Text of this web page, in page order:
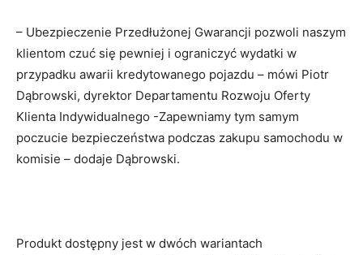
– Ubezpieczenie Przedłużonej Gwarancji pozwoli naszym
klientom czuć się pewniej i ograniczyć wydatki w
przypadku awarii kredytowanego pojazdu – mówi Piotr
Dąbrowski, dyrektor Departamentu Rozwoju Oferty
Klienta Indywidualnego -Zapewniamy tym samym
poczucie bezpieczeństwa podczas zakupu samochodu w
komisie – dodaje Dąbrowski.
Produkt dostępny jest w dwóch wariantach